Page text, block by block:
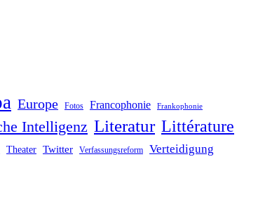
Europe Fotos Francophonie Frankophonie
Intelligenz Literatur Littérature
Theater Twitter Verfassungsreform Verteidigung